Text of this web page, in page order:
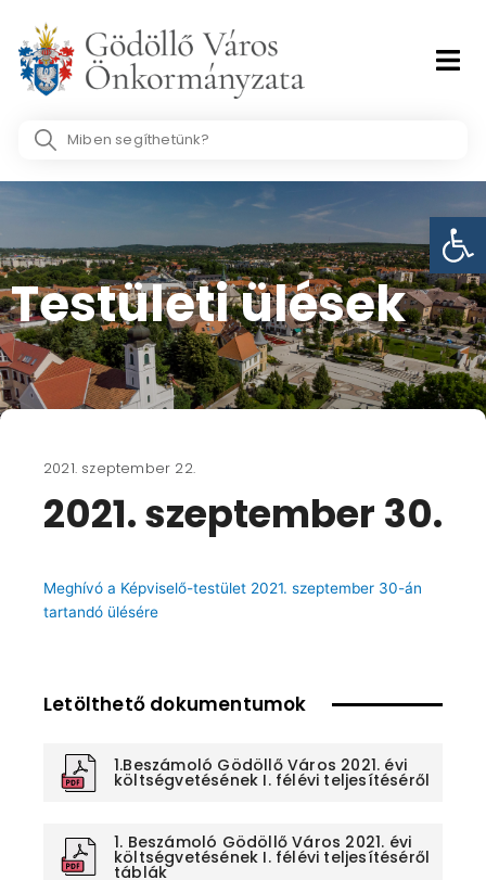
content
Search
Testületi ülések​
2021. szeptember 22.
2021. szeptember 30.
Meghívó a Képviselő-testület 2021. szeptember 30-án
tartandó ülésére
Letölthető dokumentumok
1.Beszámoló Gödöllő Város 2021. évi
költségvetésének I. félévi teljesítéséről
1. Beszámoló Gödöllő Város 2021. évi
költségvetésének I. félévi teljesítéséről
táblák